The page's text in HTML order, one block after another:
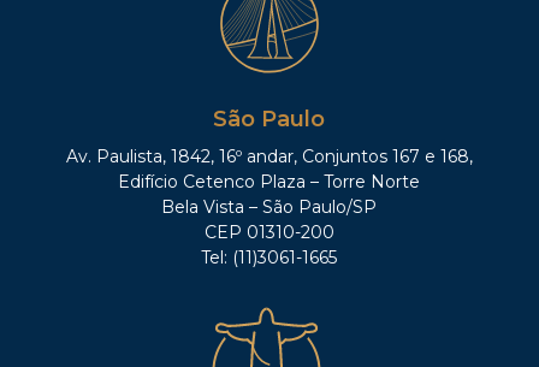
São Paulo
Av. Paulista, 1842, 16º andar, Conjuntos 167 e 168,
Edifício Cetenco Plaza – Torre Norte
Bela Vista – São Paulo/SP
CEP 01310-200
Tel: (11)3061-1665